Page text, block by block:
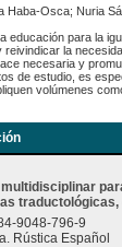
Haba-Osca; Nuria
educación para la
reivindicar la
necesaria y
de estudio, es
volúmenes
9048-796-9
Rústica Español